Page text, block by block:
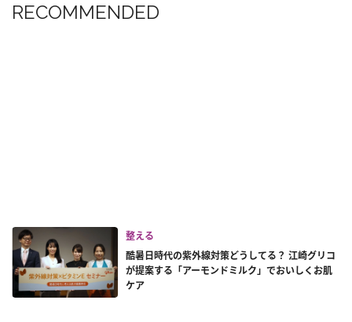
RECOMMENDED
整える
酷暑日時代の紫外線対策どうしてる？ 江崎グリコ
が提案する「アーモンドミルク」でおいしくお肌
ケア